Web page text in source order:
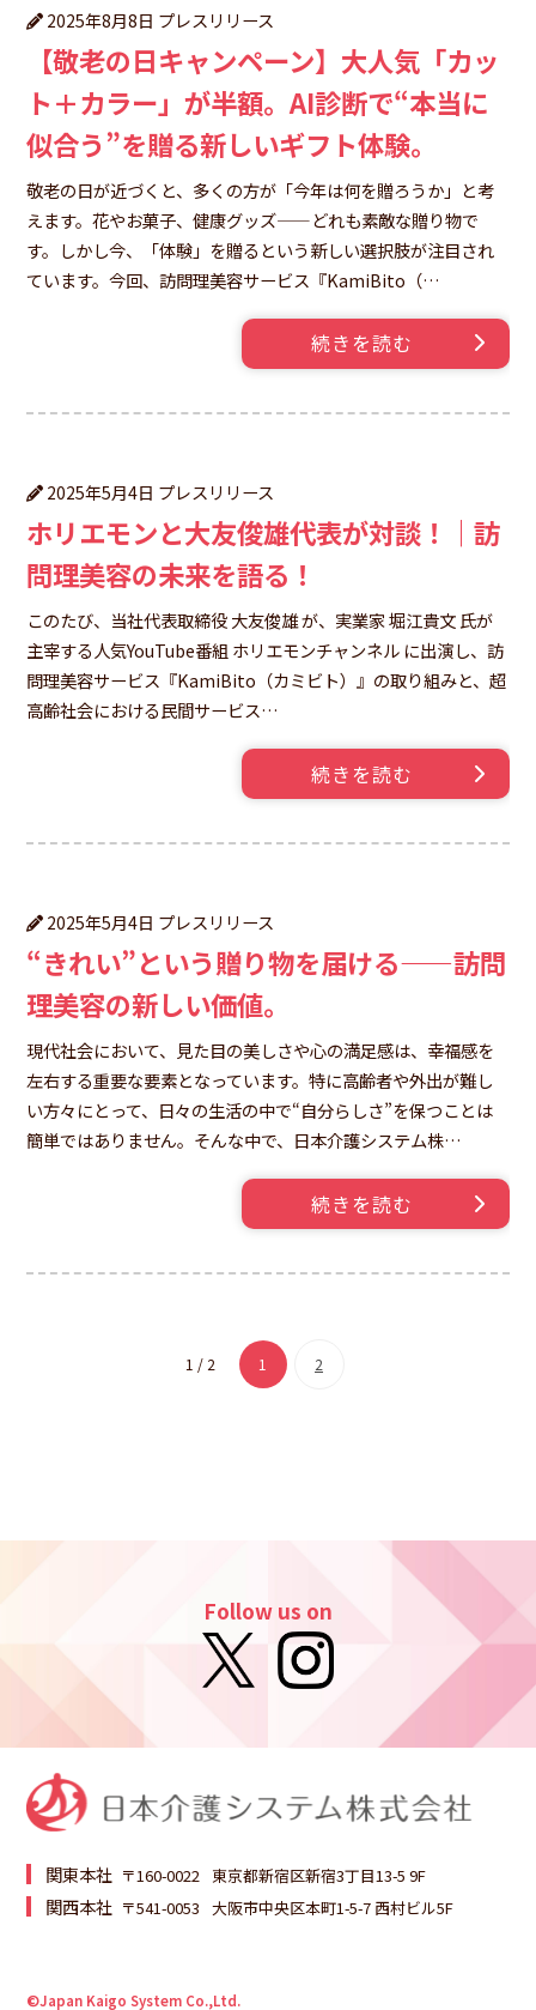
2025年8月8日 プレスリリース
【敬老の日キャンペーン】大人気「カッ
ト＋カラー」が半額。AI診断で“本当に
似合う”を贈る新しいギフト体験。
敬老の日が近づくと、多くの方が「今年は何を贈ろうか」と考
えます。花やお菓子、健康グッズ——どれも素敵な贈り物で
す。しかし今、「体験」を贈るという新しい選択肢が注目され
ています。今回、訪問理美容サービス『KamiBito（…
続きを読む
2025年5月4日 プレスリリース
ホリエモンと大友俊雄代表が対談！｜訪
問理美容の未来を語る！
このたび、当社代表取締役 大友俊雄 が、実業家 堀江貴文 氏が
主宰する人気YouTube番組 ホリエモンチャンネル に出演し、訪
問理美容サービス『KamiBito（カミビト）』の取り組みと、超
高齢社会における民間サービス…
続きを読む
2025年5月4日 プレスリリース
“きれい”という贈り物を届ける——訪問
理美容の新しい価値。
現代社会において、見た目の美しさや心の満足感は、幸福感を
左右する重要な要素となっています。特に高齢者や外出が難し
い方々にとって、日々の生活の中で“自分らしさ”を保つことは
簡単ではありません。そんな中で、日本介護システム株…
続きを読む
1 / 2 1 2
Follow us on
関東本社 〒160-0022 東京都新宿区新宿3丁目13-5 9F
関西本社 〒541-0053 大阪市中央区本町1-5-7 西村ビル5F
©Japan Kaigo System Co.,Ltd.